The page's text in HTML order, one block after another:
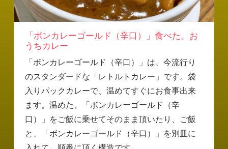
「ボンカレーゴールド（辛口）」食べた。お
うちカレー
「ボンカレーゴールド（辛口）」は、今流行り
のスタンダードな「レトルトカレー」です。袋
入りパックカレーで、温めてすぐにお食事出来
ます。温めた、「ボンカレーゴールド（辛
口）」をご飯に乗せてそのまま頂いたり、ご飯
と、「ボンカレーゴールド（辛口）」を別皿に